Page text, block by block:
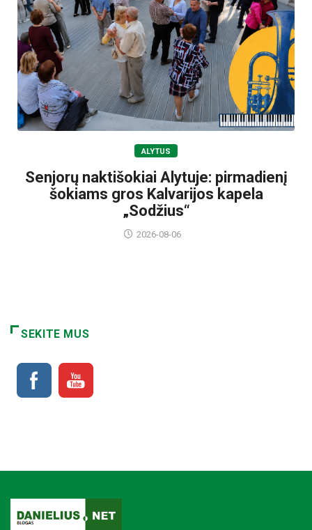
ALYTUS
Senjorų naktišokiai Alytuje: pirmadienį
šokiams gros Kalvarijos kapela
„Sodžius“
2026-08-06
SEKITE MUS